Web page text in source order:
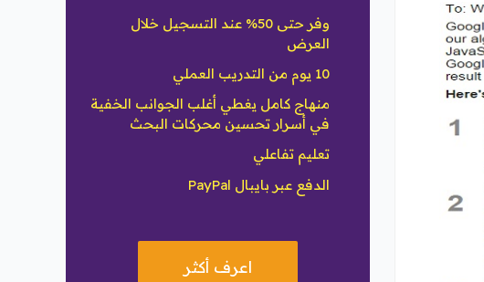
وفر حتى 50% عند التسجيل خلال
العرض
10 يوم من التدريب العملي
منهاج كامل يغطي أغلب الجوانب الخفية
في أسرار تحسين محركات البحث
تعليم تفاعلي
الدفع عبر بايبال PayPal
اعرف أكثر